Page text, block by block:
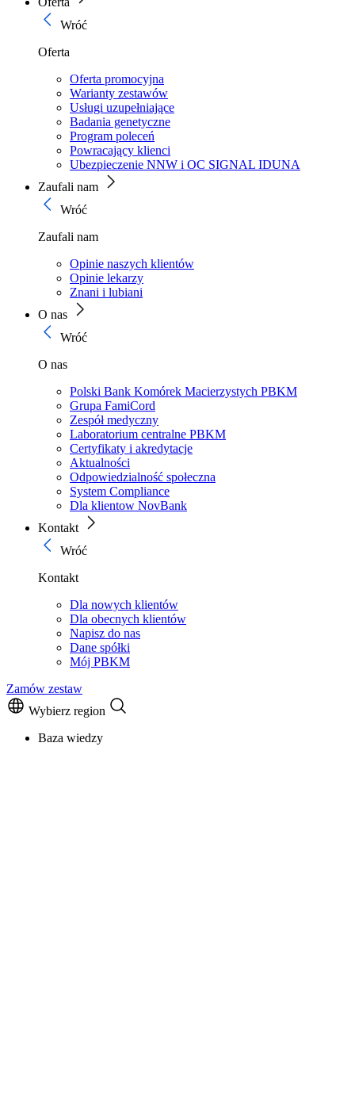
Wróć
Oferta
Oferta promocyjna
Warianty zestawów
Usługi uzupełniające
Badania genetyczne
Program poleceń
Powracający klienci
Ubezpieczenie NNW i OC SIGNAL IDUNA
Zaufali nam
Wróć
Zaufali nam
Opinie naszych klientów
Opinie lekarzy
Znani i lubiani
O nas
Wróć
O nas
Polski Bank Komórek Macierzystych PBKM
Grupa FamiCord
Zespół medyczny
Laboratorium centralne PBKM
Certyfikaty i akredytacje
Aktualności
Odpowiedzialność społeczna
System Compliance
Dla klientow NovBank
Kontakt
Wróć
Kontakt
Dla nowych klientów
Dla obecnych klientów
Napisz do nas
Dane spółki
Mój PBKM
Zamów zestaw
Wybierz region
Baza wiedzy